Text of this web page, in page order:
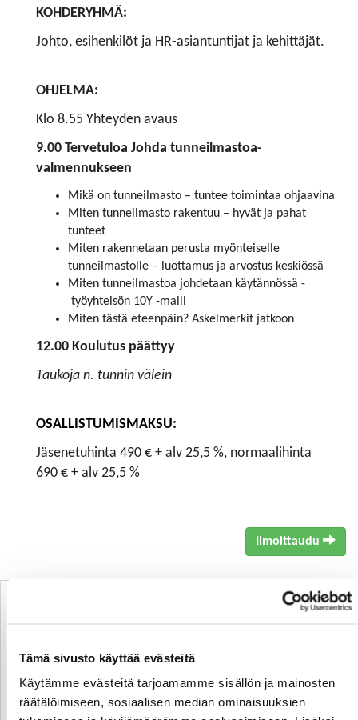
Tämä sivusto käyttää evästeitä
Käytämme evästeitä tarjoamamme sisällön ja mainosten
räätälöimiseen, sosiaalisen median ominaisuuksien
KOHDERYHMÄ:
Johto, esihenkilöt ja HR-asiantuntijat ja kehittäjät.
OHJELMA:
Klo 8.55 Yhteyden avaus
9.00 Tervetuloa Johda tunneilmastoa-
valmennukseen
Mikä on tunneilmasto – tuntee toimintaa ohjaavina
Miten tunneilmasto rakentuu – hyvät ja pahat
tunteet
Miten rakennetaan perusta myönteiselle
tunneilmastolle – luottamus ja arvostus keskiössä
Miten tunneilmastoa johdetaan käytännössä -
työyhteisön 10Y -malli
Miten tästä eteenpäin? Askelmerkit jatkoon
12.00 Koulutus päättyy
Taukoja n. tunnin välein
OSALLISTUMISMAKSU:
Jäsenetuhinta 490 € + alv 25,5 %, normaalihinta
690 € + alv 25,5 %
Ilmoittaudu